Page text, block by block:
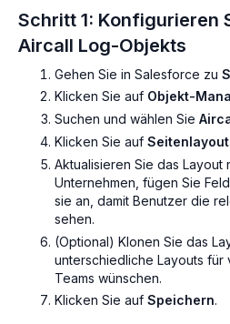
Schritt 1: Konfigurieren
Aircall Log-Objekts
Gehen Sie in Salesforce zu
Klicken Sie auf Objekt-
Suchen und wählen Sie
Klicken Sie auf
Aktualisieren Sie das Layout
Unternehmen, fügen Sie
sie an, damit Benutzer die
sehen.
(Optional) Klonen Sie das
unterschiedliche Layouts
Teams wünschen.
Klicken Sie auf Speichern.